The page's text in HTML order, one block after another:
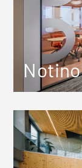
Notino